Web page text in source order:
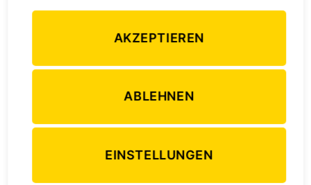
auf
und
AKZEPTIEREN
ABLEHNEN
EINSTELLUNGEN